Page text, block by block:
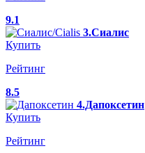
9.1
3.Сиалис
Купить
Рейтинг
8.5
4.Дапоксетин
Купить
Рейтинг